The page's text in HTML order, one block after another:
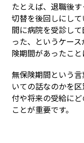
たとえば、退職後
切替を後回しにし
間に病院を受診し
った、というケー
険期間があったこと
無保険期間という
いての話なのかを
付や将来の受給に
ことが重要です。